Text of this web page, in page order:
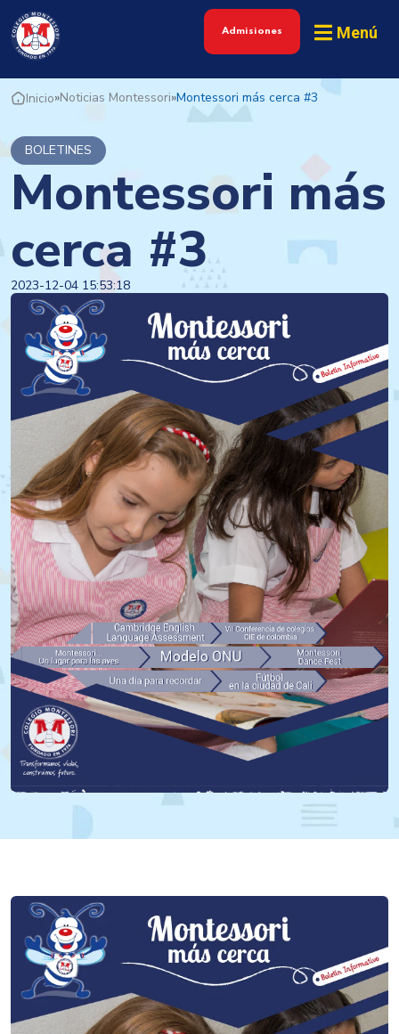
Admisiones Menú
Inicio»Noticias Montessori»Montessori más cerca #3
BOLETINES
Montessori más
cerca #3
2023-12-04 15:53:18